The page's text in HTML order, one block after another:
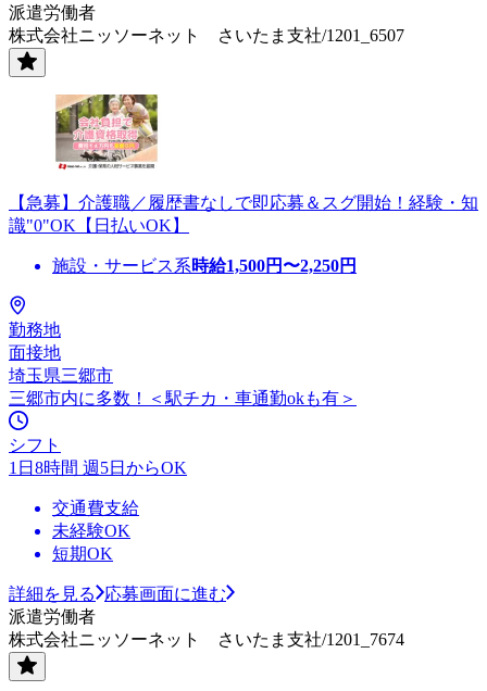
派遣労働者
株式会社ニッソーネット さいたま支社/1201_6507
【急募】介護職／履歴書なしで即応募＆スグ開始！経験・知
識"0"OK【日払いOK】
施設・サービス系時給1,500円〜2,250円
勤務地
面接地
埼玉県三郷市
三郷市内に多数！＜駅チカ・車通勤okも有＞
シフト
1日8時間 週5日からOK
交通費支給
未経験OK
短期OK
詳細を見る
応募画面に進む
派遣労働者
株式会社ニッソーネット さいたま支社/1201_7674